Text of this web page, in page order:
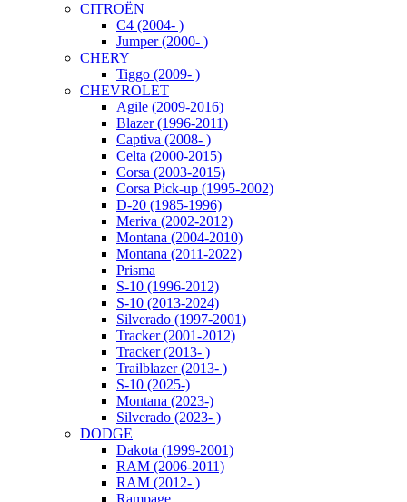
CITROËN
C4 (2004- )
Jumper (2000- )
CHERY
Tiggo (2009- )
CHEVROLET
Agile (2009-2016)
Blazer (1996-2011)
Captiva (2008- )
Celta (2000-2015)
Corsa (2003-2015)
Corsa Pick-up (1995-2002)
D-20 (1985-1996)
Meriva (2002-2012)
Montana (2004-2010)
Montana (2011-2022)
Prisma
S-10 (1996-2012)
S-10 (2013-2024)
Silverado (1997-2001)
Tracker (2001-2012)
Tracker (2013- )
Trailblazer (2013- )
S-10 (2025-)
Montana (2023-)
Silverado (2023- )
DODGE
Dakota (1999-2001)
RAM (2006-2011)
RAM (2012- )
Rampage